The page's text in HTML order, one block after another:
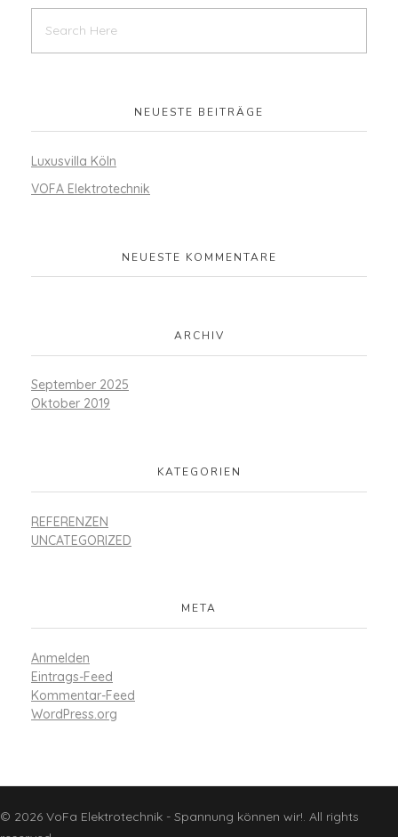
NEUESTE BEITRÄGE
Luxusvilla Köln
VOFA Elektrotechnik
NEUESTE KOMMENTARE
ARCHIV
September 2025
Oktober 2019
KATEGORIEN
REFERENZEN
UNCATEGORIZED
META
Anmelden
Eintrags-Feed
Kommentar-Feed
WordPress.org
© 2026 VoFa Elektrotechnik - Spannung können wir!. All rights